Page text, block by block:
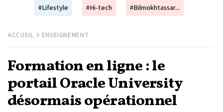
#Lifestyle #Hi-tech #Bilmokhtassar...
ACCUEIL ENSEIGNEMENT
Formation en ligne : le
portail Oracle University
désormais opérationnel